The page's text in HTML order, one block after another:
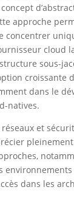
approche
concentrer
cloud
sous-
croissante
dans le
natives.
et
dans les